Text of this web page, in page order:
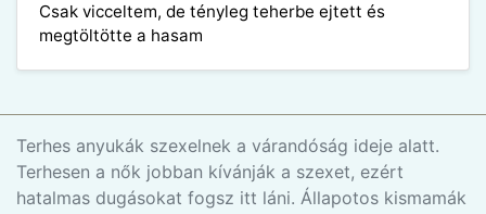
Csak vicceltem, de tényleg teherbe ejtett és
megtöltötte a hasam
Terhes anyukák szexelnek a várandóság ideje alatt.
Terhesen a nők jobban kívánják a szexet, ezért
hatalmas dugásokat fogsz itt láni. Állapotos kismamák